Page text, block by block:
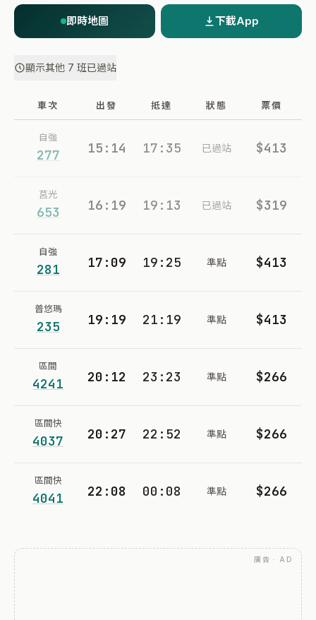
即時地圖 下載App
顯示其他 7 班已過站
車次 出發 抵達 狀態 票價
自強
277 15:14 17:35 已過站 $413
莒光
653 16:19 19:13 已過站 $319
自強
281 17:09 19:25 準點 $413
普悠瑪
235 19:19 21:19 準點 $413
區間
4241 20:12 23:23 準點 $266
區間快
4037 20:27 22:52 準點 $266
區間快
4041 22:08 00:08 準點 $266
廣告 · AD